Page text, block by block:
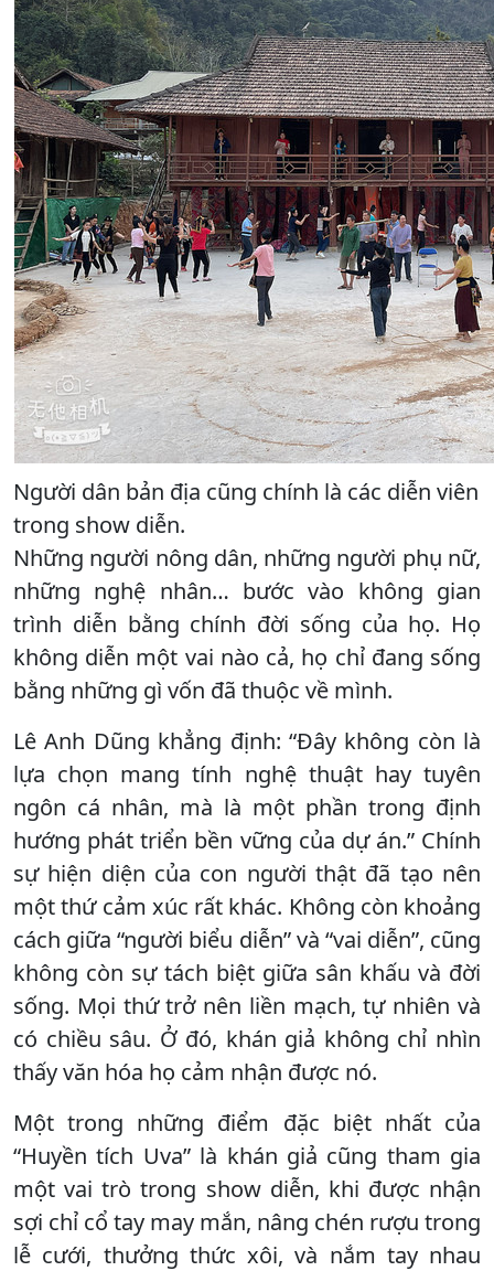
Người dân bản địa cũng chính là các diễn viên
trong show diễn.
Những người nông dân, những người phụ nữ,
những nghệ nhân… bước vào không gian
trình diễn bằng chính đời sống của họ. Họ
không diễn một vai nào cả, họ chỉ đang sống
bằng những gì vốn đã thuộc về mình.
Lê Anh Dũng khẳng định: “Đây không còn là
lựa chọn mang tính nghệ thuật hay tuyên
ngôn cá nhân, mà là một phần trong định
hướng phát triển bền vững của dự án.” Chính
sự hiện diện của con người thật đã tạo nên
một thứ cảm xúc rất khác. Không còn khoảng
cách giữa “người biểu diễn” và “vai diễn”, cũng
không còn sự tách biệt giữa sân khấu và đời
sống. Mọi thứ trở nên liền mạch, tự nhiên và
có chiều sâu. Ở đó, khán giả không chỉ nhìn
thấy văn hóa họ cảm nhận được nó.
Một trong những điểm đặc biệt nhất của
“Huyền tích Uva” là khán giả cũng tham gia
một vai trò trong show diễn, khi được nhận
sợi chỉ cổ tay may mắn, nâng chén rượu trong
lễ cưới, thưởng thức xôi, và nắm tay nhau